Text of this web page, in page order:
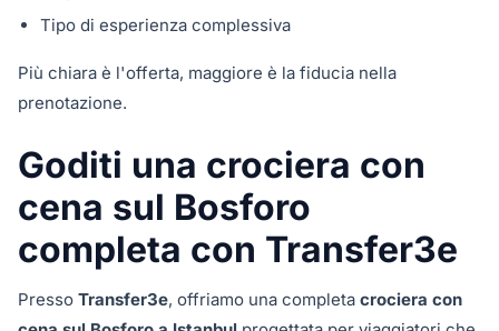
Tipo di esperienza complessiva
Più chiara è l'offerta, maggiore è la fiducia nella
prenotazione.
Goditi una crociera con
cena sul Bosforo
completa con Transfer3e
Presso Transfer3e, offriamo una completa crociera con